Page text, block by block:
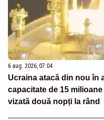
6 aug. 2026, 07:04
Ucraina atacă din nou în
capacitate de 15
vizată două nopți la rând